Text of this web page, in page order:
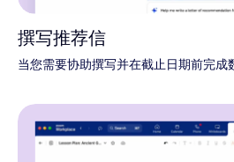
撰写推荐信
当您需要协助撰写并在截止日期前完成